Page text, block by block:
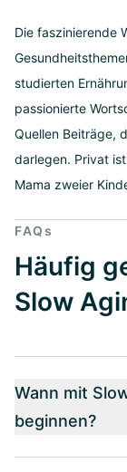
Die faszinierende
studierten
passionierte
Quellen Beiträge,
darlegen. Privat
Mama zweier
FAQs
Häufig
Slow
Wann mit
beginnen?